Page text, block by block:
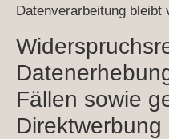
Datenverarbeitung
Fällen sowie